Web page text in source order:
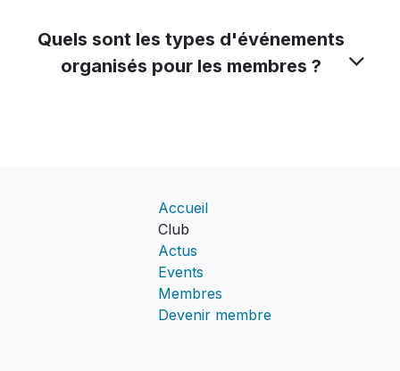
Quels sont les types d'événements
organisés pour les membres ?
Accueil
Club
Actus
Events
Membres
Devenir membre